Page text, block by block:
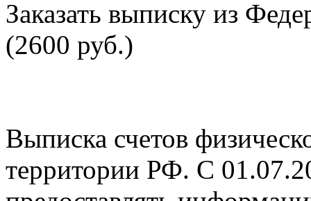
Заказать выписку из
(2600 руб.)
Выписка счетов
территории РФ. С